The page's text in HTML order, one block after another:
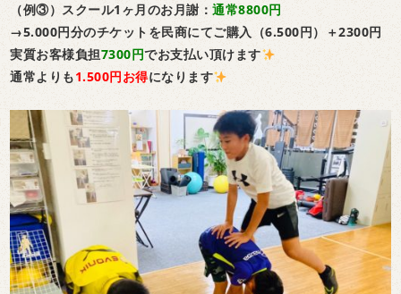
（例③）スクール1ヶ月のお月謝：通常8800円
→5.000円分のチケットを民商にてご購入（6.500円）＋2300円
実質お客様負担7300円でお支払い頂けます
通常よりも1.500円お得になります